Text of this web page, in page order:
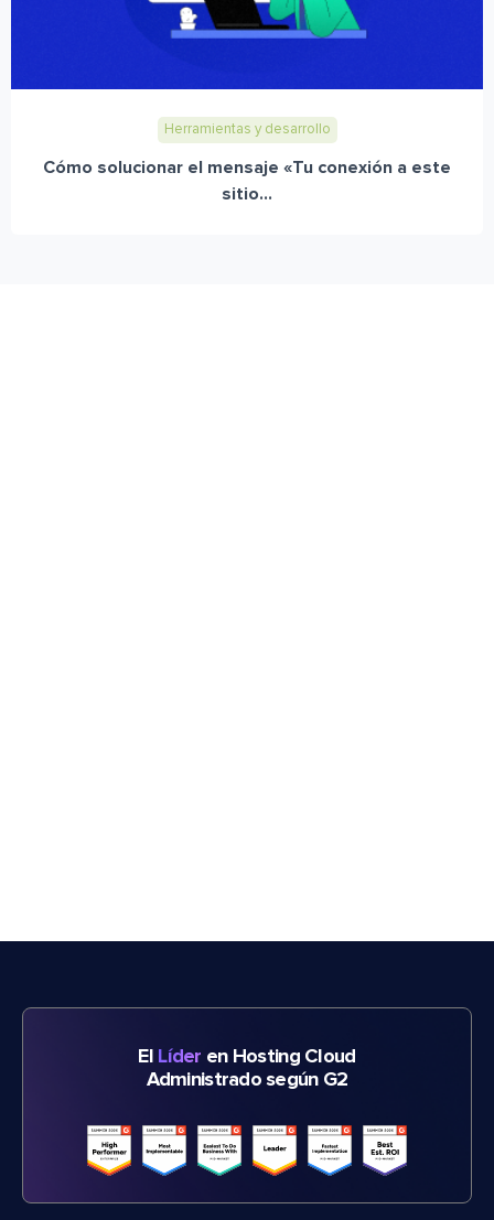
Herramientas y desarrollo
Cómo solucionar el mensaje «Tu conexión a este
sitio...
El Líder en Hosting Cloud
Administrado según G2